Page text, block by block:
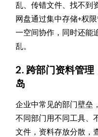
乱、传错文件、找不到
网盘通过集中存储+权
一空间协作，同时还能
乱。
2. 跨部门资料管理
岛
企业中常见的部门壁垒
不同部门用不同工具、
文件，资料存放分散，